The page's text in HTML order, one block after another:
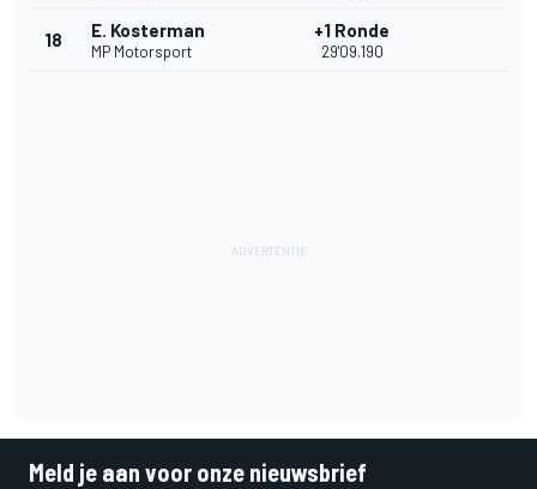
18 E. Kosterman
MP Motorsport
+1 Ronde
29'09.190
Meld je aan voor onze nieuwsbrief